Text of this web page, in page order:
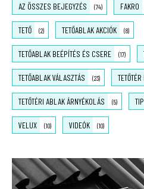
AZ ÖSSZES BEJEGYZÉS (74) FAKRO
TETŐ (2) TETŐABLAK AKCIÓK (8)
TETŐABLAK BEÉPÍTÉS ÉS CSERE (17)
TETŐABLAK VÁLASZTÁS (23)
TETŐTÉRI ABLAK ÁRNYÉKOLÁS (5)
VELUX (10) VIDEÓK (10)